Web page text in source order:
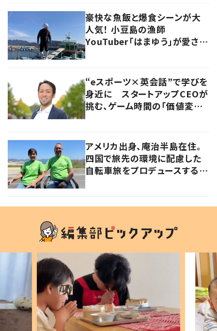
豪快な魚飯と爆食シーンが大
人気！ 小豆島の漁師
YouTuber「はまゆう」が愛され
“eスポーツ×英会話”で学びを
身近に スタートアップCEOが
挑む、ゲーム時間の「価値変容」
アメリカ出身、庵治半島在住。
四国で旅先の環境に配慮した
自転車旅をプロデュースする